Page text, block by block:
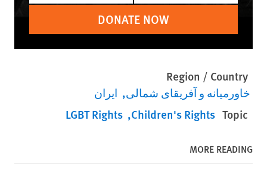
DONATE NOW
Region / Country
خاورمیانه و آفریقای شمالی ایران
Topic
Children's Rights
LGBT Rights
MORE READING